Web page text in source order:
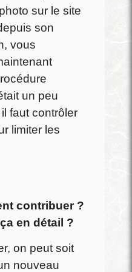
sur le site
son
vous
un peu
faut contrôler
limiter les
contribuer ?
en détail ?
on peut soit
nouveau